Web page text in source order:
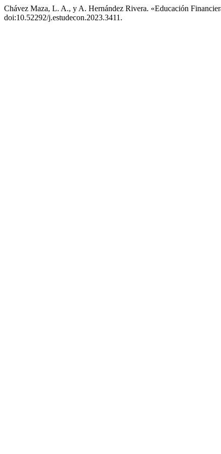
Chávez Maza, L. A., y A. Hernández Rivera. «Educación
doi:10.52292/j.estudecon.2023.3411.